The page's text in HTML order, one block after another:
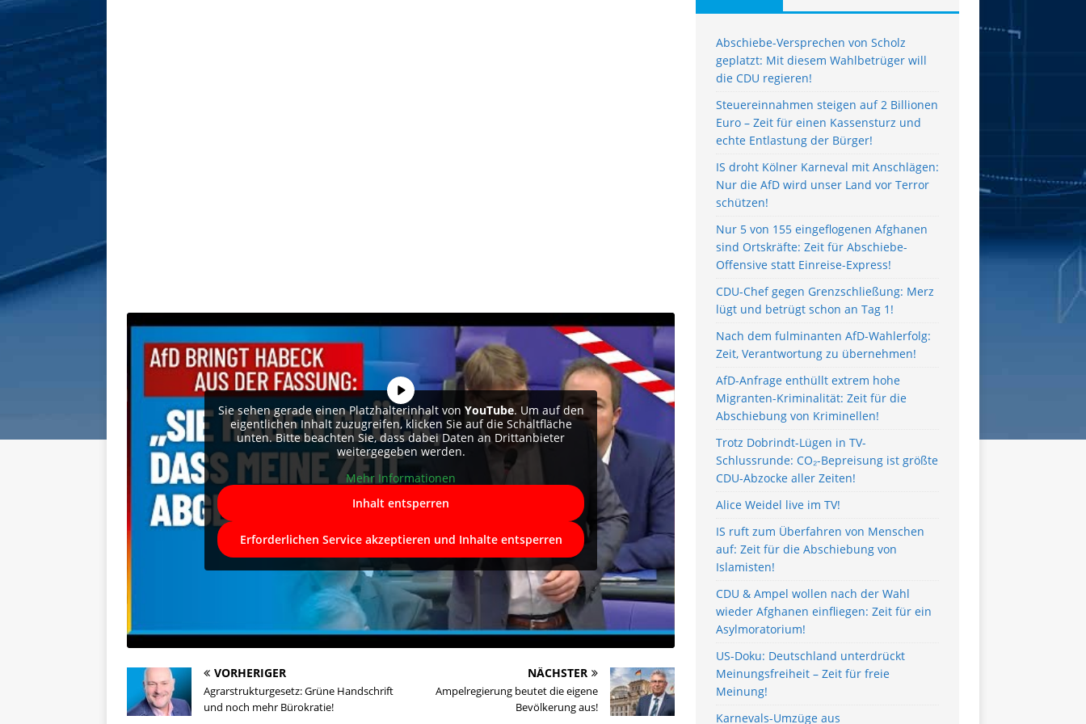
Sie sehen gerade einen Platzhalterinhalt von YouTube. Um auf den
eigentlichen Inhalt zuzugreifen, klicken Sie auf die Schaltfläche
unten. Bitte beachten Sie, dass dabei Daten an Drittanbieter
weitergegeben werden.
Mehr Informationen
Inhalt entsperren
Erforderlichen Service akzeptieren und Inhalte entsperren
VORHERIGER
Agrarstrukturgesetz: Grüne Handschrift
und noch mehr Bürokratie!
NÄCHSTER
Ampelregierung beutet die eigene
Bevölkerung aus!
Abschiebe-Versprechen von Scholz
geplatzt: Mit diesem Wahlbetrüger will
die CDU regieren!
Steuereinnahmen steigen auf 2 Billionen
Euro – Zeit für einen Kassensturz und
echte Entlastung der Bürger!
IS droht Kölner Karneval mit Anschlägen:
Nur die AfD wird unser Land vor Terror
schützen!
Nur 5 von 155 eingeflogenen Afghanen
sind Ortskräfte: Zeit für Abschiebe-
Offensive statt Einreise-Express!
CDU-Chef gegen Grenzschließung: Merz
lügt und betrügt schon an Tag 1!
Nach dem fulminanten AfD-Wahlerfolg:
Zeit, Verantwortung zu übernehmen!
AfD-Anfrage enthüllt extrem hohe
Migranten-Kriminalität: Zeit für die
Abschiebung von Kriminellen!
Trotz Dobrindt-Lügen in TV-
Schlussrunde: CO₂-Bepreisung ist größte
CDU-Abzocke aller Zeiten!
Alice Weidel live im TV!
IS ruft zum Überfahren von Menschen
auf: Zeit für die Abschiebung von
Islamisten!
CDU & Ampel wollen nach der Wahl
wieder Afghanen einfliegen: Zeit für ein
Asylmoratorium!
US-Doku: Deutschland unterdrückt
Meinungsfreiheit – Zeit für freie
Meinung!
Karnevals-Umzüge aus